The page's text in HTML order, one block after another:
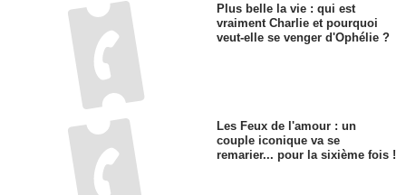
Plus belle la vie : qui est
vraiment Charlie et pourquoi
veut-elle se venger d'Ophélie ?
Les Feux de l'amour : un
couple iconique va se
remarier... pour la sixième fois !